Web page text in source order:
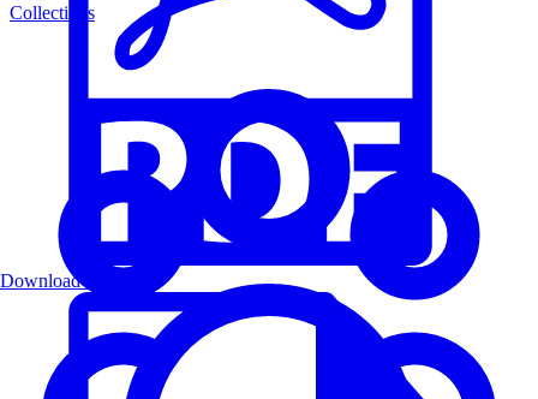
Collections
Download PDF